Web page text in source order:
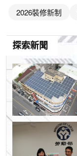
2026裝修新制
探索新聞